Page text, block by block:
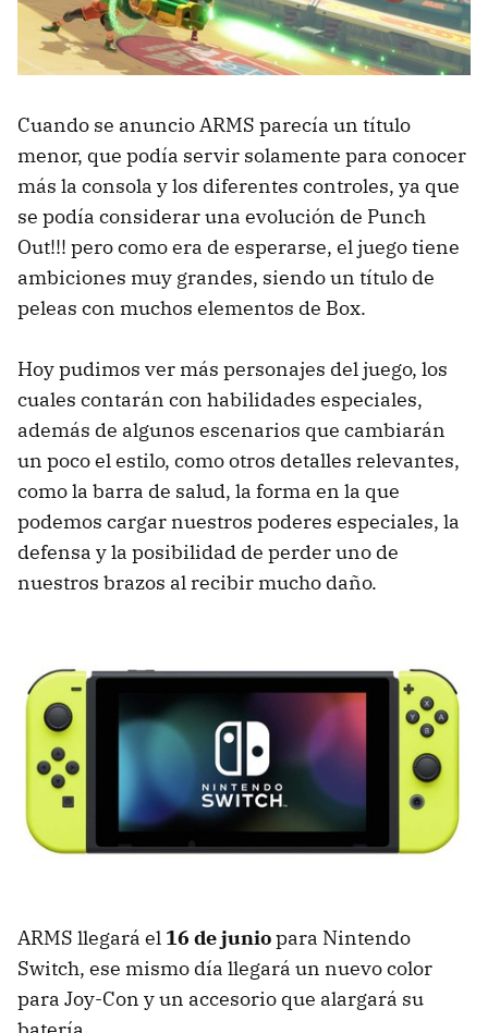
Cuando se anuncio ARMS parecía un título
menor, que podía servir solamente para conocer
más la consola y los diferentes controles, ya que
se podía considerar una evolución de Punch
Out!!! pero como era de esperarse, el juego tiene
ambiciones muy grandes, siendo un título de
peleas con muchos elementos de Box.
Hoy pudimos ver más personajes del juego, los
cuales contarán con habilidades especiales,
además de algunos escenarios que cambiarán
un poco el estilo, como otros detalles relevantes,
como la barra de salud, la forma en la que
podemos cargar nuestros poderes especiales, la
defensa y la posibilidad de perder uno de
nuestros brazos al recibir mucho daño.
ARMS llegará el 16 de juniopara Nintendo
Switch, ese mismo día llegará un nuevo color
para Joy-Con y un accesorio que alargará su